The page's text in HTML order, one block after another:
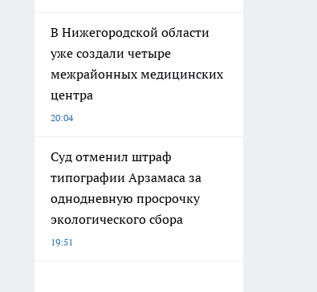
В Нижегородской области
уже создали четыре
межрайонных медицинских
центра
20:04
Суд отменил штраф
типографии Арзамаса за
однодневную просрочку
экологического сбора
19:51